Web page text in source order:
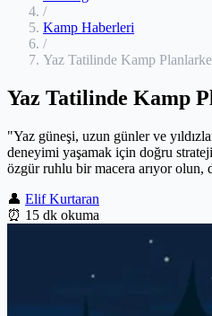
/
Kamp Haberleri
/
Yaz Tatilinde Kamp
Yaz Tatilinde Kamp
"Yaz güneşi, uzun günler ve
deneyimi yaşamak için doğru
özgür ruhlu bir macera arıyor olun,
👤 Elif Kurtaran
⏰ 15 dk okuma